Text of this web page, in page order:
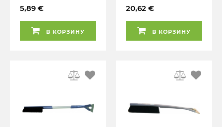
KOLMNURKELEMENT
5,89 €
В КОРЗИНУ
A 70-105CM TELE-IS
20,62 €
В КОРЗИНУ